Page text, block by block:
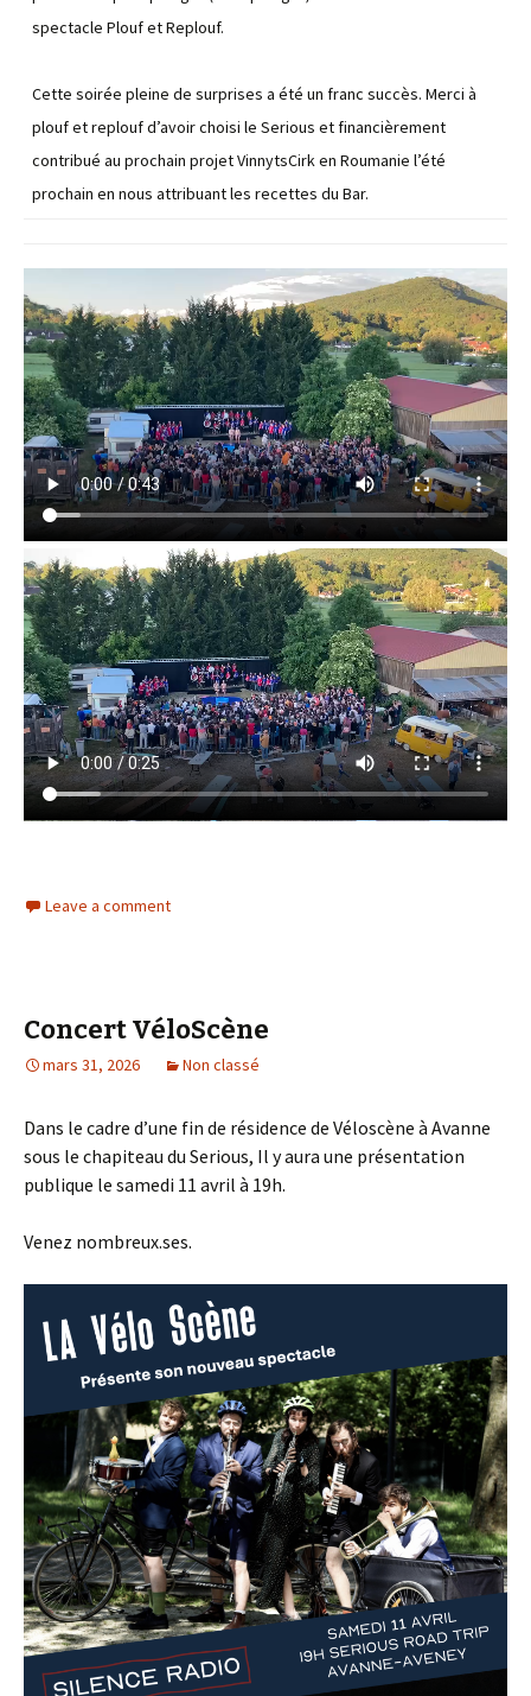
spectacle Plouf et Replouf.
Cette soirée pleine de surprises a été un franc succès. Merci à
plouf et replouf d’avoir choisi le Serious et financièrement
contribué au prochain projet VinnytsCirk en Roumanie l’été
prochain en nous attribuant les recettes du Bar.
Leave a comment
Concert VéloScène
mars 31, 2026 Non classé
Dans le cadre d’une fin de résidence de Véloscène à Avanne
sous le chapiteau du Serious, Il y aura une présentation
publique le samedi 11 avril à 19h.
Venez nombreux.ses.